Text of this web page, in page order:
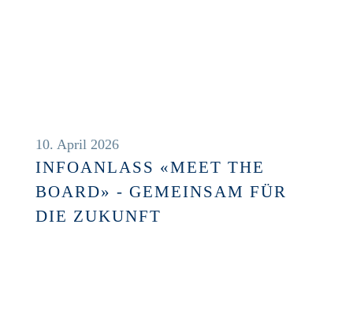
10. April 2026
INFOANLASS «MEET THE
BOARD» - GEMEINSAM FÜR
DIE ZUKUNFT